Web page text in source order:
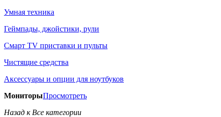
Умная техника
Геймпады, джойстики, рули
Смарт TV приставки и пульты
Чистящие средства
Аксессуары и опции для ноутбуков
МониторыПросмотреть
Назад к Все категории